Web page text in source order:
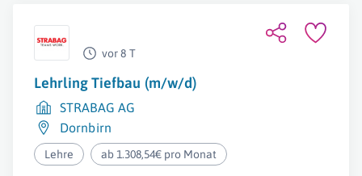
vor 8 T
Lehrling Tiefbau (m/w/d)
STRABAG AG
Dornbirn
Lehre ab 1.308,54€ pro Monat